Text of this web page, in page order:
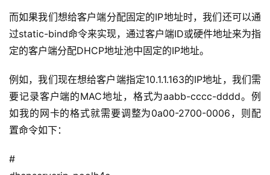
而如果我们想给客户端分配固定的IP地址时，我们还可以通
过static-bind命令来实现，通过客户端ID或硬件地址来为指
定的客户端分配DHCP地址池中固定的IP地址。
例如，我们现在想给客户端指定10.1.1.163的IP地址，我们需
要记录客户端的MAC地址，格式为aabb-cccc-dddd。例
如我的网卡的格式就需要调整为0a00-2700-0006，则配
置命令如下：
#